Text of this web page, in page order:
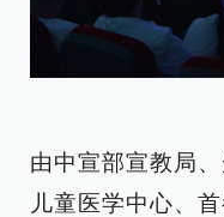
由中宣部宣教局
儿童医学中心、